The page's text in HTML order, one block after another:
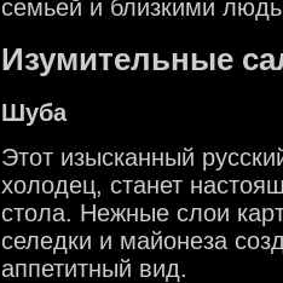
семьей и близкими
Изумительные
Шуба
Этот изысканный
холодец, станет
стола. Нежные слои
селедки и майонеза
аппетитный вид.